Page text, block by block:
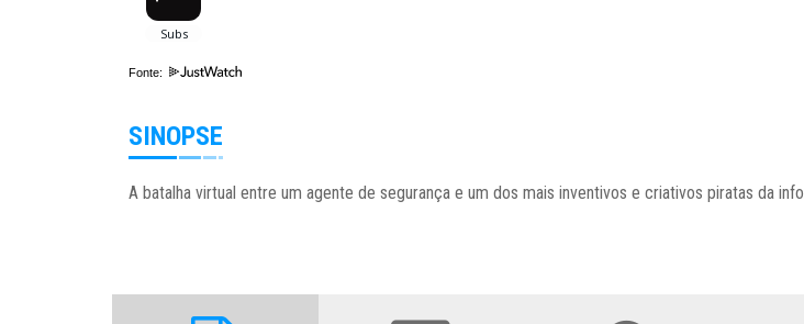
Fonte:
SINOPSE
A batalha virtual entre um agente de segurança e um dos mais inventivos e criativos piratas da